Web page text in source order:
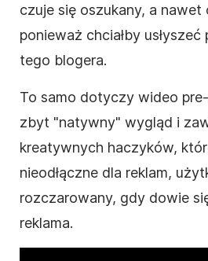
czuje się oszukany, a nawet
ponieważ chciałby
tego blogera.
To samo dotyczy wideo
zbyt "natywny" wygląd i
kreatywnych haczyków,
nieodłączne dla reklam,
rozczarowany, gdy dowie
reklama.